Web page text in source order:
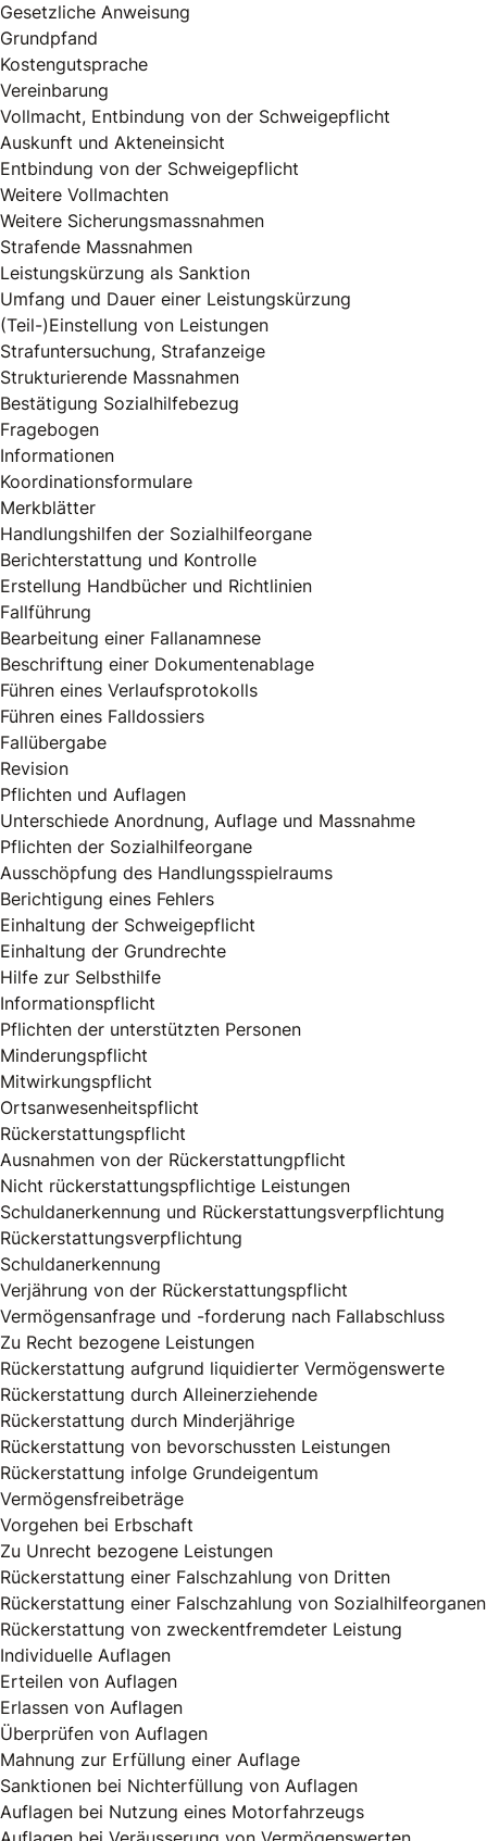
Gesetzliche Anweisung
Grundpfand
Kostengutsprache
Vereinbarung
Vollmacht, Entbindung von der Schweigepflicht
Auskunft und Akteneinsicht
Entbindung von der Schweigepflicht
Weitere Vollmachten
Weitere Sicherungsmassnahmen
Strafende Massnahmen
Leistungskürzung als Sanktion
Umfang und Dauer einer Leistungskürzung
(Teil-)Einstellung von Leistungen
Strafuntersuchung, Strafanzeige
Strukturierende Massnahmen
Bestätigung Sozialhilfebezug
Fragebogen
Informationen
Koordinationsformulare
Merkblätter
Handlungshilfen der Sozialhilfeorgane
Berichterstattung und Kontrolle
Erstellung Handbücher und Richtlinien
Fallführung
Bearbeitung einer Fallanamnese
Beschriftung einer Dokumentenablage
Führen eines Verlaufsprotokolls
Führen eines Falldossiers
Fallübergabe
Revision
Pflichten und Auflagen
Unterschiede Anordnung, Auflage und Massnahme
Pflichten der Sozialhilfeorgane
Ausschöpfung des Handlungsspielraums
Berichtigung eines Fehlers
Einhaltung der Schweigepflicht
Einhaltung der Grundrechte
Hilfe zur Selbsthilfe
Informationspflicht
Pflichten der unterstützten Personen
Minderungspflicht
Mitwirkungspflicht
Ortsanwesenheitspflicht
Rückerstattungspflicht
Ausnahmen von der Rückerstattungpflicht
Nicht rückerstattungspflichtige Leistungen
Schuldanerkennung und Rückerstattungsverpflichtung
Rückerstattungsverpflichtung
Schuldanerkennung
Verjährung von der Rückerstattungspflicht
Vermögensanfrage und -forderung nach Fallabschluss
Zu Recht bezogene Leistungen
Rückerstattung aufgrund liquidierter Vermögenswerte
Rückerstattung durch Alleinerziehende
Rückerstattung durch Minderjährige
Rückerstattung von bevorschussten Leistungen
Rückerstattung infolge Grundeigentum
Vermögensfreibeträge
Vorgehen bei Erbschaft
Zu Unrecht bezogene Leistungen
Rückerstattung einer Falschzahlung von Dritten
Rückerstattung einer Falschzahlung von Sozialhilfeorganen
Rückerstattung von zweckentfremdeter Leistung
Individuelle Auflagen
Erteilen von Auflagen
Erlassen von Auflagen
Überprüfen von Auflagen
Mahnung zur Erfüllung einer Auflage
Sanktionen bei Nichterfüllung von Auflagen
Auflagen bei Nutzung eines Motorfahrzeugs